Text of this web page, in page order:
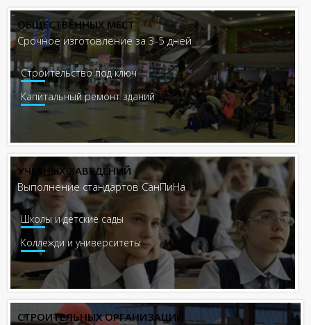
ОБЩЕСТВЕННЫХ МЕСТ
Срочное изготовление за 3-5 дней
Строительство под ключ
Капитальный ремонт зданий
УЧЕБНЫХ ЗАВЕДЕНИЙ
Выполнение стандартов СанПиНа
Школы и детские сады
Коллежди и университеты
СТРОИТЕЛЬНЫХ ОРГАНИЗАЦИЙ